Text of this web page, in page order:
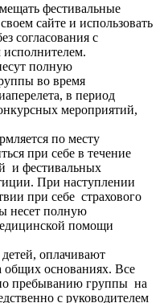
фестивальные
сайте и использовать
согласования с
полную
во время
в период
мероприятий,
по месту
при себе в течение
и фестивальных
При наступлении
при себе страхового
несет полную
помощи
оплачивают
общих основаниях. Все
пребыванию группы на
с руководителем